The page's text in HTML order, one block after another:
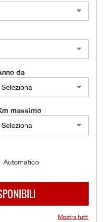
da
massimo
Automatico
Mostra tutti